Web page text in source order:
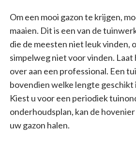
Om een mooi gazon te krijgen,
maaien. Dit is een van de
die de meesten niet leuk vinden,
simpelweg niet voor vinden.
over aan een professional. Een
bovendien welke lengte geschikt
Kiest u voor een periodiek
onderhoudsplan, kan de
uw gazon halen.